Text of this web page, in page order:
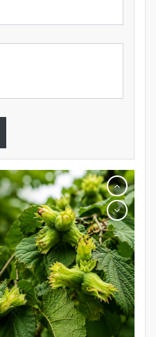
İLÇE BAŞKANLIĞINDA